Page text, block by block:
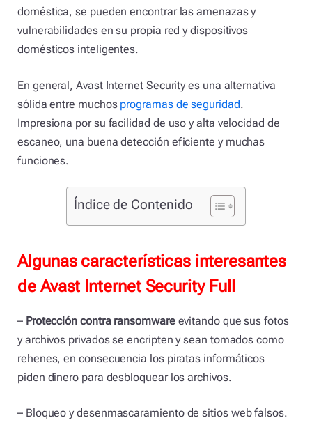
doméstica, se pueden encontrar las amenazas y
vulnerabilidades en su propia red y dispositivos
domésticos inteligentes.
En general, Avast Internet Security es una alternativa
sólida entre muchos programas de seguridad.
Impresiona por su facilidad de uso y alta velocidad de
escaneo, una buena detección eficiente y muchas
funciones.
Índice de Contenido
Algunas características interesantes
de Avast Internet Security Full
– Protección contra ransomwareevitando que sus fotos
y archivos privados se encripten y sean tomados como
rehenes, en consecuencia los piratas informáticos
piden dinero para desbloquear los archivos.
– Bloqueo y desenmascaramiento de sitios web falsos.